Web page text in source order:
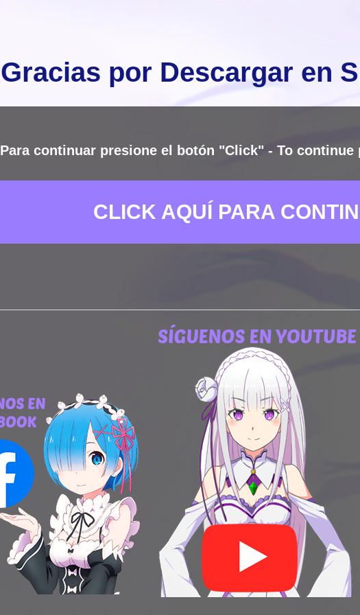
Gracias por Descargar en
Para continuar presione el botón "Click" - To
CLICK AQUÍ PARA